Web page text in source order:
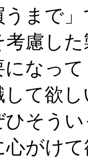
うまで
考慮し
になっ
して欲
ひそう
心がけ